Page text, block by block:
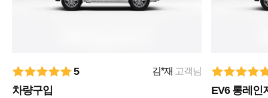
5 김*재 고객님
차량구입 EV6 롱레인